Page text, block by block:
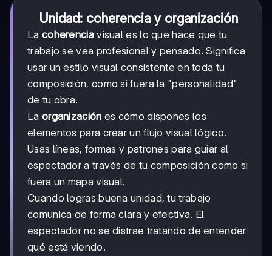
Unidad: coherencia y organización
La coherenciavisual es lo que hace que tu
trabajo se vea profesional y pensado. Significa
usar un estilo visual consistente en toda tu
composición, como si fuera la "personalidad"
de tu obra.
La organización es cómo dispones los
elementos para crear un flujo visual lógico.
Usas líneas, formas y patrones para guiar al
espectador a través de tu composición como si
fuera un mapa visual.
Cuando logras buena unidad, tu trabajo
comunica de forma clara y efectiva. El
espectador no se distrae tratando de entender
qué está viendo.